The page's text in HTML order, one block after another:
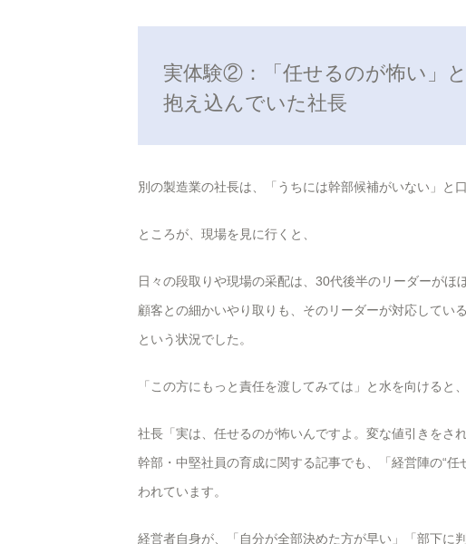
実体験②：「任せるのが怖い」
抱え込んでいた社長
別の製造業の社長は、「うちには幹部候補がいない」と
ところが、現場を見に行くと、
日々の段取りや現場の采配は、30代後半のリーダーがほ
顧客との細かいやり取りも、そのリーダーが対応している
という状況でした。
「この方にもっと責任を渡してみては」と水を向けると
社長「実は、任せるのが怖いんですよ。変な値引きをさ
幹部・中堅社員の育成に関する記事でも、「経営陣の“
われています。
経営者自身が、「自分が全部決めた方が早い」「部下に